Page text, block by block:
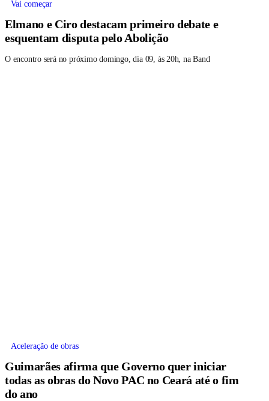
Vai começar
Elmano e Ciro destacam primeiro debate e
esquentam disputa pelo Abolição
O encontro será no próximo domingo, dia 09, às 20h, na Band
Aceleração de obras
Guimarães afirma que Governo quer iniciar
todas as obras do Novo PAC no Ceará até o fim
do ano